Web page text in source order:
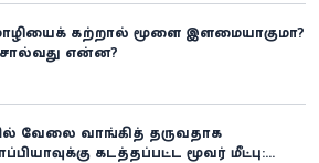
கற்றால் மூளை இளமையாகுமா?
என்ன?
வேலை வாங்கித் தருவதாக
கடத்தப்பட்ட மூவர் மீட்பு: